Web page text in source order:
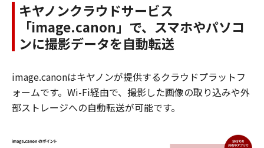
キヤノンクラウドサービス
「image.canon」で、スマホやパソコ
ンに撮影データを自動転送
image.canonはキヤノンが提供するクラウドプラットフ
ォームです。Wi-Fi経由で、撮影した画像の取り込みや外
部ストレージへの自動転送が可能です。